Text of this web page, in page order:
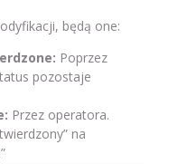
będą one:
Poprzez
pozostaje
Przez operatora.
na